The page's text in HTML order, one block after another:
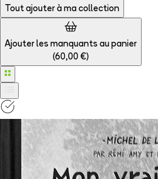
Tout ajouter à ma collection
Ajouter les manquants au panier
(60,00 €)